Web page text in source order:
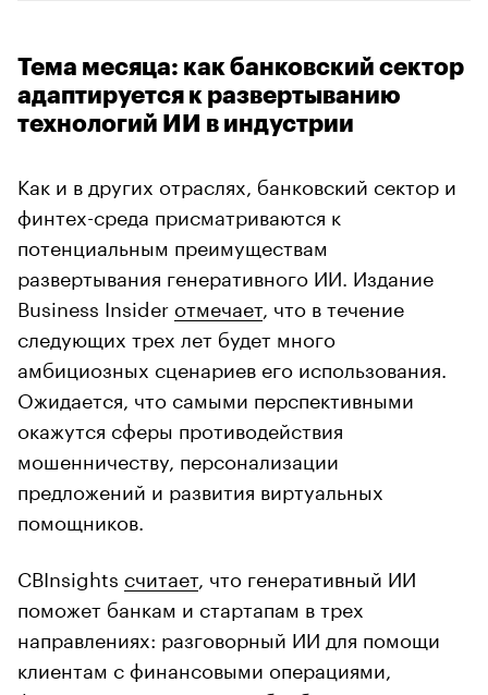
Тема месяца: как банковский сектор
адаптируется к развертыванию
технологий ИИ в индустрии
Как и в других отраслях, банковский сектор и
финтех-среда присматриваются к
потенциальным преимуществам
развертывания генеративного ИИ. Издание
Business Insider отмечает, что в течение
следующих трех лет будет много
амбициозных сценариев его использования.
Ожидается, что самыми перспективными
окажутся сферы противодействия
мошенничеству, персонализации
предложений и развития виртуальных
помощников.
CBInsights считает, что генеративный ИИ
поможет банкам и стартапам в трех
направлениях: разговорный ИИ для помощи
клиентам с финансовыми операциями,